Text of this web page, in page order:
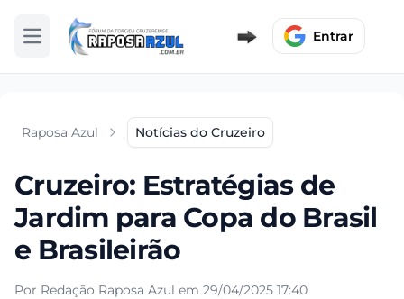
Abrir menu Entrar
Raposa Azul Notícias do Cruzeiro
Cruzeiro: Estratégias de
Jardim para Copa do Brasil
e Brasileirão
Por Redação Raposa Azul em 29/04/2025 17:40